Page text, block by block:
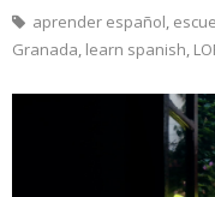
aprender español,
Granada, learn spanish,